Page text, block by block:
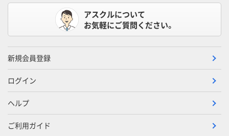
アスクルについて
お気軽にご質問ください。
新規会員登録
ログイン
ヘルプ
ご利用ガイド